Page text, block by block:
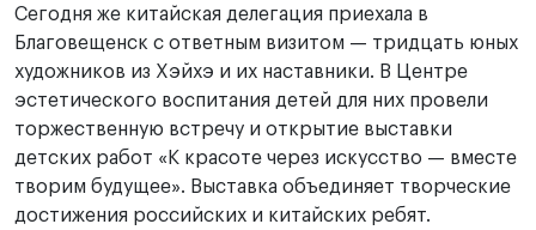
Сегодня же китайская делегация приехала в
Благовещенск с ответным визитом — тридцать юных
художников из Хэйхэ и их наставники. В Центре
эстетического воспитания детей для них провели
торжественную встречу и открытие выставки
детских работ «К красоте через искусство — вместе
творим будущее». Выставка объединяет творческие
достижения российских и китайских ребят.